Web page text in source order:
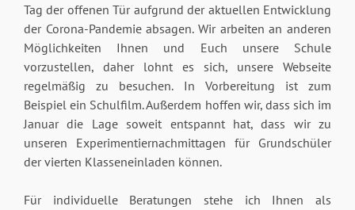
Tag der offenen Tür aufgrund der aktuellen Entwicklung
der Corona-Pandemie absagen. Wir arbeiten an anderen
Möglichkeiten Ihnen und Euch unsere Schule
vorzustellen, daher lohnt es sich, unsere Webseite
regelmäßig zu besuchen. In Vorbereitung ist zum
Beispiel ein Schulfilm. Außerdem hoffen wir, dass sich im
Januar die Lage soweit entspannt hat, dass wir zu
unseren Experimentiernachmittagen für Grundschüler
der vierten Klasseneinladen können.
Für individuelle Beratungen stehe ich Ihnen als